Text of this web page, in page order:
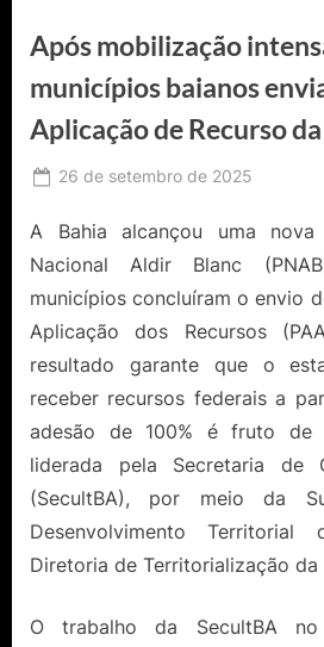
Após mobilização
municípios baianos
Aplicação de Recurso
Posted
26 de setembro de 2025
Catureba
A Bahia alcançou uma
Nacional Aldir Blanc
municípios concluíram o envio
Aplicação dos Recursos
resultado garante que o
receber recursos federais a
adesão de 100% é fruto de
liderada pela Secretaria de
(SecultBA), por meio da
Desenvolvimento
Diretoria de Territorialização da
O trabalho da SecultBA no